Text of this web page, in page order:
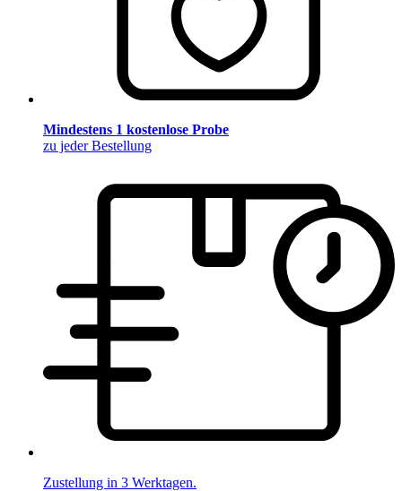
Mindestens 1 kostenlose Probe
zu jeder Bestellung
Zustellung in 3 Werktagen.